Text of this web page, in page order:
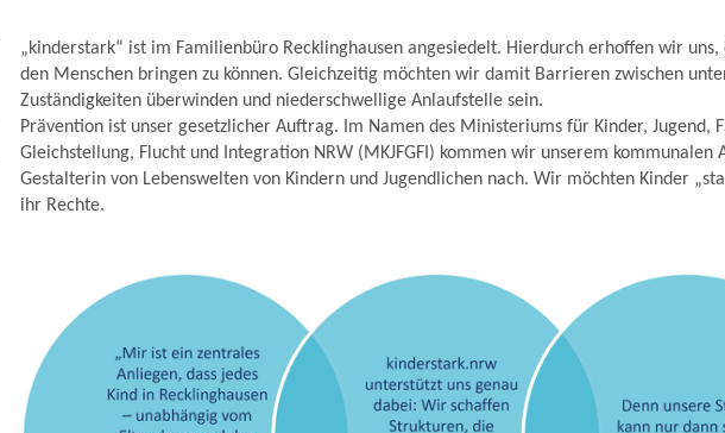
„kinderstark“ ist im Familienbüro Recklinghausen angesiedelt. Hierdurch erhoffen wir uns,
den Menschen bringen zu können. Gleichzeitig möchten wir damit Barrieren zwischen
Zuständigkeiten überwinden und niederschwellige Anlaufstelle sein.
Prävention ist unser gesetzlicher Auftrag. Im Namen des Ministeriums für Kinder, Jugend,
Gleichstellung, Flucht und Integration NRW (MKJFGFI) kommen wir unserem kommunalen
Gestalterin von Lebenswelten von Kindern und Jugendlichen nach. Wir möchten Kinder
ihr Rechte.